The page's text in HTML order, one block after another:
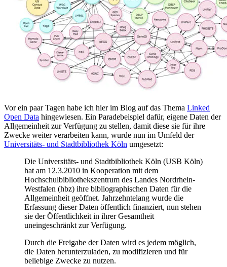
Vor ein paar Tagen habe ich hier im Blog auf das Thema Linked
Open Data hingewiesen. Ein Paradebeispiel dafür, eigene Daten der
Allgemeinheit zur Verfügung zu stellen, damit diese sie für ihre
Zwecke weiter verarbeiten kann, wurde nun im Umfeld der
Universitäts- und Stadtbibliothek Köln umgesetzt:
Die Universitäts- und Stadtbibliothek Köln (USB Köln)
hat am 12.3.2010 in Kooperation mit dem
Hochschulbibliothekszentrum des Landes Nordrhein-
Westfalen (hbz) ihre bibliographischen Daten für die
Allgemeinheit geöffnet. Jahrzehntelang wurde die
Erfassung dieser Daten öffentlich finanziert, nun stehen
sie der Öffentlichkeit in ihrer Gesamtheit
uneingeschränkt zur Verfügung.
Durch die Freigabe der Daten wird es jedem möglich,
die Daten herunterzuladen, zu modifizieren und für
beliebige Zwecke zu nutzen.